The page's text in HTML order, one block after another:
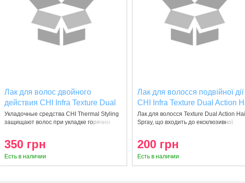
Лак для волос двойного
действия CHI Infra Texture Dual
Action Hair Spray 284 ml
Укладочные средства CHI Thermal Styling
защищают волос при укладке горячим
350 грн
Есть в наличии
Лак для волосся подвійної дії
CHI Infra Texture Dual Action
Spray 74g
Лак для волосся Texture Dual Action
Spray, що входить до ексклюзивної
200 грн
Есть в наличии